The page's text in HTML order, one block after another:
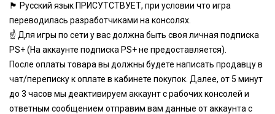
🏴 Русский язык ПРИСУТСТВУЕТ, при условии что игра
переводилась разработчиками на консолях.
☝ Для игры по сети у вас должна быть своя личная подписка
PS+ (На аккаунте подписка PS+ не предоставляется).
После оплаты товара вы должны будете написать продавцу в
чат/переписку к оплате в кабинете покупок. Далее, от 5 минут
до 3 часов мы деактивируем аккаунт с рабочих консолей и
ответным сообщением отправим вам данные от аккаунта с